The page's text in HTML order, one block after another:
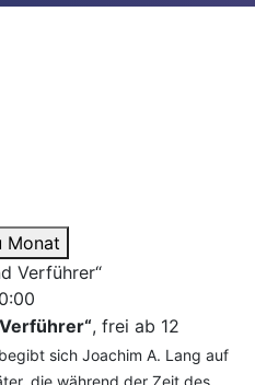
Monat
Verführer“
, frei ab 12
sich Joachim A. Lang auf